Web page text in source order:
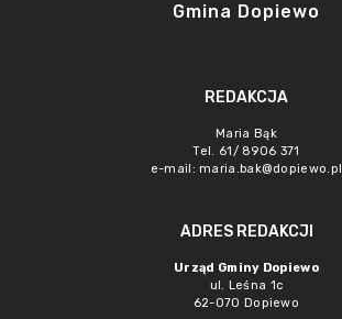
Gmina Dopiewo
REDAKCJA
Maria Bąk
Tel. 61/ 8906 371
e-mail: maria.bak@dopiewo.pl
ADRES REDAKCJI
Urząd Gminy Dopiewo
ul. Leśna 1c
62-070 Dopiewo